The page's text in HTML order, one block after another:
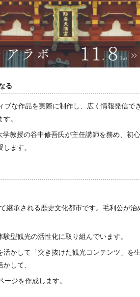
る
な作品を実際に制作し、広く情報発信で
。
教授の谷中修吾氏が主任講師を務め、初
ます。
承される歴史文化都市です。毛利公が治
型観光の活性化に取り組んでいます。
かして「突き抜けた観光コンテンツ」を
して、
ジを作成します。